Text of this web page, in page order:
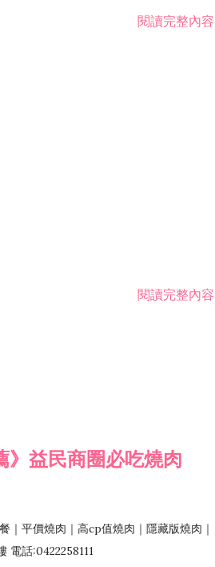
閱讀完整內容
閱讀完整內容
》益民商圈必吃燒肉
｜平價燒肉｜高cp值燒肉｜隱藏版燒肉｜
電話:0422258111